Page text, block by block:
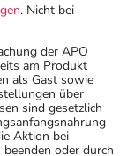
. Nicht bei
der APO
am Produkt
als Gast sowie
über
sind gesetzlich
Aktion bei
oder durch